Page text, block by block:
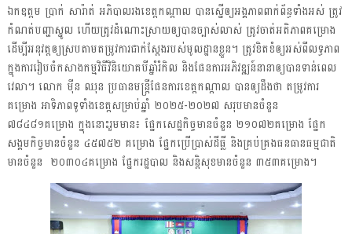
ឯកឧត្តម ប្រាក់ សារ៉ាត់ អភិបាលរងខេត្តកណ្តាល បានស្នើឲ្យអង្គភាពពាក់ព័ន្ធទាំងអស់ ត្រូវ
កំណត់បញ្ហាស្នូល ហើយត្រូវដំណោះស្រាយឲ្យបានច្បាស់លាស់ ត្រូវចាត់អតិភាពគម្រោង
ដើម្បីអនុវត្តឲ្យស្របតាមតម្រូវការជាក់ស្ដែងរបស់មូលដ្ឋានខ្លួន។ ត្រូវខិតខំឲ្យអស់ពីលទ្ធភាព
ក្នុងការរៀបចំកសាងកម្មវិធីវិនិយោគបីឆ្នាំរំកិល និងផែនការអភិវឌ្ឍន៍នានាឲ្យបានទាន់ពេល
វេលា។ លោក ម៉ីន ឈុន ប្រធានមន្ត្រីផែនការខេត្តកណ្ដាល បានឲ្យដឹងថា តម្រូវការ
គម្រោង អាទិភាពទូទាំងខេត្តសម្រាប់ឆ្នាំ ២០២៥-២០២៧ សរុបមានចំនួន
៧៨៤៨១គម្រោង ក្នុងនោះរួមមាន៖ ផ្នែកសេដ្ឋកិច្ចមានចំនួន ២១០៧២គម្រោង ផ្នែក
សង្គមកិច្ចមានចំនួន ៤៥៧៥២ គម្រោង ផ្នែកប្រើប្រាស់ដីធ្លី និងគ្រប់គ្រងធនធានធម្មជាតិ
មានចំនួន ២០៣០៤គម្រោង ផ្នែករដ្ឋបាល និងសន្តិសុខមានចំនួន ៣៥៣គម្រោង។